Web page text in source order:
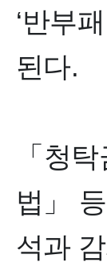
‘반부
된다.
「 청탁
법 」
석과